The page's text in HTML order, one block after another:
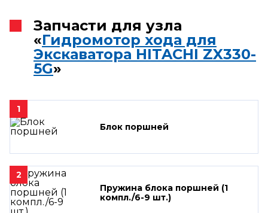
Запчасти для узла
«Гидромотор хода для
Экскаватора HITACHI ZX330-
5G»
1
Блок поршней
2
Пружина блока поршней (1
компл./6-9 шт.)